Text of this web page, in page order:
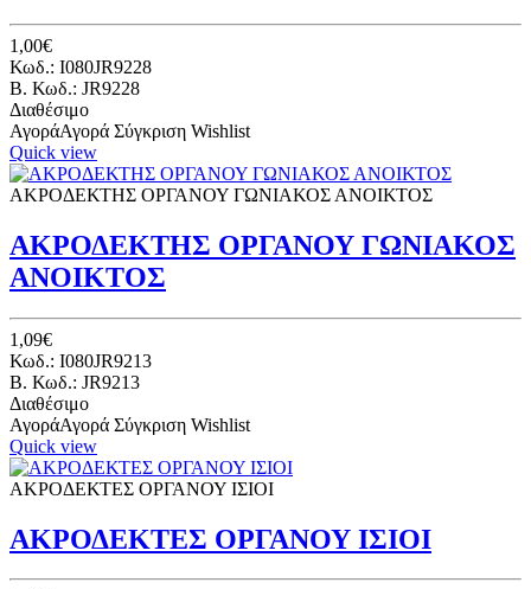
1,00€
Κωδ.: I080JR9228
B. Κωδ.: JR9228
Διαθέσιμο
ΑγοράΑγορά Σύγκριση Wishlist
Quick view
ΑΚΡΟΔΕΚΤΗΣ ΟΡΓΑΝΟΥ ΓΩΝΙΑΚΟΣ ΑΝΟΙΚΤΟΣ
ΑΚΡΟΔΕΚΤΗΣ ΟΡΓΑΝΟΥ ΓΩΝΙΑΚΟΣ
ΑΝΟΙΚΤΟΣ
1,09€
Κωδ.: I080JR9213
B. Κωδ.: JR9213
Διαθέσιμο
ΑγοράΑγορά Σύγκριση Wishlist
Quick view
ΑΚΡΟΔΕΚΤΕΣ ΟΡΓΑΝΟΥ ΙΣΙΟΙ
ΑΚΡΟΔΕΚΤΕΣ ΟΡΓΑΝΟΥ ΙΣΙΟΙ